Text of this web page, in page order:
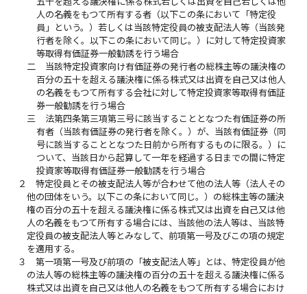
人の名義をもつて所有する者（以下この条において「特定役
員」という。）若しくは当該特定役員の被支配法人等（当該発
行者を除く。以下この条において同じ。）に対して特定投資家
等取得有価証券一般勧誘を行う場合
二
当該特定投資家向け有価証券の発行者の総株主等の議決権の
百分の五十を超える議決権に係る株式又は出資を自己又は他人
の名義をもつて所有する会社に対して特定投資家等取得有価証
券一般勧誘を行う場合
三
法第四条第三項第三号に該当することとなつた有価証券の所
有者（当該有価証券の発行者を除く。）が、当該有価証券（同
号に該当することとなつた日前から所有するものに限る。）に
ついて、当該日から起算して一年を経過する日までの間に特定
投資家等取得有価証券一般勧誘を行う場合
２
特定役員とその被支配法人等が合わせて他の法人等（法人その
他の団体をいう。以下この条において同じ。）の総株主等の議決
権の百分の五十を超える議決権に係る株式又は出資を自己又は他
人の名義をもつて所有する場合には、当該他の法人等は、当該特
定役員の被支配法人等とみなして、前項第一号及びこの項の規定
を適用する。
３
第一項第一号及び前項の「被支配法人等」とは、特定役員が他
の法人等の総株主等の議決権の百分の五十を超える議決権に係る
株式又は出資を自己又は他人の名義をもつて所有する場合におけ